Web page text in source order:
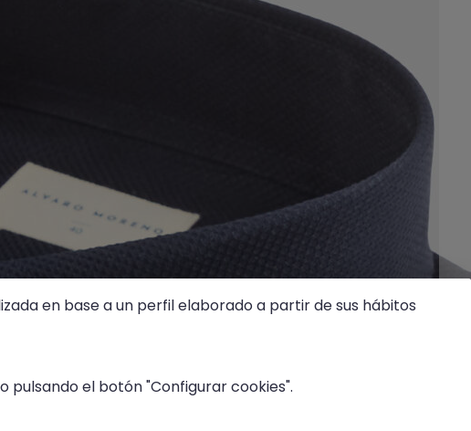
en base a un perfil elaborado a partir de sus hábitos
el botón "Configurar cookies".